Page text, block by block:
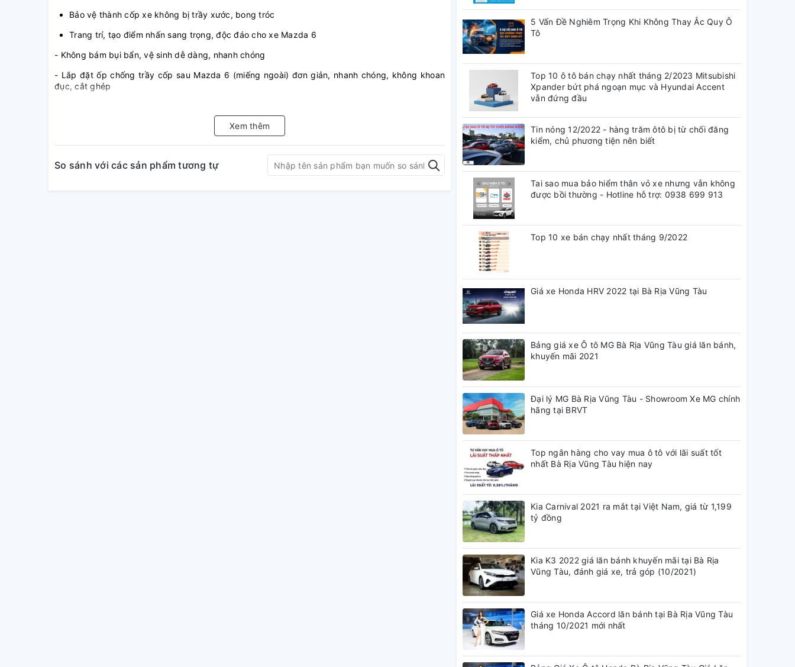
Bảo vệ thành cốp xe không bị trầy xước, bong tróc
Trang trí, tạo điểm nhấn sang trọng, độc đáo cho xe Mazda 6
- Không bám bụi bẩn, vệ sinh dễ dàng, nhanh chóng
- Lắp đặt ốp chống trầy cốp sau Mazda 6 (miếng ngoài) đơn giản, nhanh chóng, không khoan
đục, cắt ghép
Xem thêm
So sánh với các sản phẩm tương tự
5 Vấn Đề Nghiêm Trọng Khi Không Thay Ắc Quy Ô
Tô
Top 10 ô tô bán chạy nhất tháng 2/2023 Mitsubishi
Xpander bứt phá ngoạn mục và Hyundai Accent
vẫn đứng đầu
Tin nóng 12/2022 - hàng trăm ôtô bị từ chối đăng
kiểm, chủ phương tiện nên biết
Tai sao mua bảo hiểm thân vỏ xe nhưng vẫn không
được bồi thường - Hotline hỗ trợ: 0938 699 913
Top 10 xe bán chạy nhất tháng 9/2022
Giá xe Honda HRV 2022 tại Bà Rịa Vũng Tàu
Bảng giá xe Ô tô MG Bà Rịa Vũng Tàu giá lăn bánh,
khuyến mãi 2021
Đại lý MG Bà Rịa Vũng Tàu - Showroom Xe MG chính
hãng tại BRVT
Top ngân hàng cho vay mua ô tô với lãi suất tốt
nhất Bà Rịa Vũng Tàu hiện nay
Kia Carnival 2021 ra mắt tại Việt Nam, giá từ 1,199
tỷ đồng
Kia K3 2022 giá lăn bánh khuyến mãi tại Bà Rịa
Vũng Tàu, đánh giá xe, trả góp (10/2021)
Giá xe Honda Accord lăn bánh tại Bà Rịa Vũng Tàu
tháng 10/2021 mới nhất